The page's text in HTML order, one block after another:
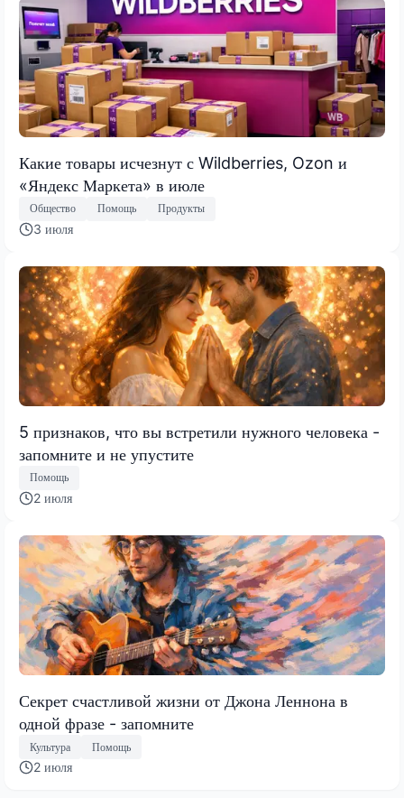
Какие товары исчезнут с Wildberries, Ozon и
«Яндекс Маркета» в июле
Общество Помощь Продукты
3 июля
5 признаков, что вы встретили нужного человека -
запомните и не упустите
Помощь
2 июля
Секрет счастливой жизни от Джона Леннона в
одной фразе - запомните
Культура Помощь
2 июля